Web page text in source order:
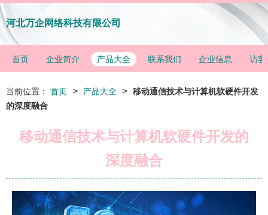
河北万企网络科技有限公司
首页 企业简介 产品大全 联系我们 企业信息 访客
当前位置： 首页 > 产品大全 > 移动通信技术与计算机软硬件开发
的深度融合
移动通信技术与计算机软硬件开发的
深度融合